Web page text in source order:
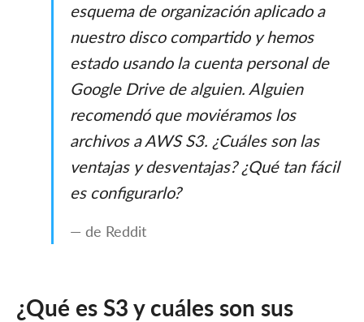
esquema de organización aplicado a
nuestro disco compartido y hemos
estado usando la cuenta personal de
Google Drive de alguien. Alguien
recomendó que moviéramos los
archivos a AWS S3. ¿Cuáles son las
ventajas y desventajas? ¿Qué tan fácil
es configurarlo?
— de Reddit
¿Qué es S3 y cuáles son sus